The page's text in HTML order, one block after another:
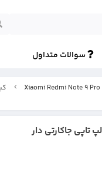
سوالات متداول